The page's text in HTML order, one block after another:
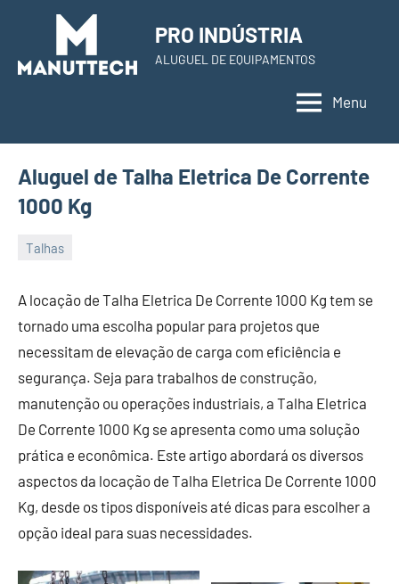
content
PRO INDÚSTRIA
ALUGUEL DE EQUIPAMENTOS
Menu
Aluguel de Talha Eletrica De Corrente
1000 Kg
Talhas
November
de
2023
A locação de Talha Eletrica De Corrente 1000 Kg tem se
tornado uma escolha popular para projetos que
necessitam de elevação de carga com eficiência e
segurança. Seja para trabalhos de construção,
manutenção ou operações industriais, a Talha Eletrica
De Corrente 1000 Kg se apresenta como uma solução
prática e econômica. Este artigo abordará os diversos
aspectos da locação de Talha Eletrica De Corrente 1000
Kg, desde os tipos disponíveis até dicas para escolher a
opção ideal para suas necessidades.